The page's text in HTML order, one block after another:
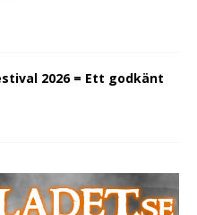
2026 = Ett godkänt